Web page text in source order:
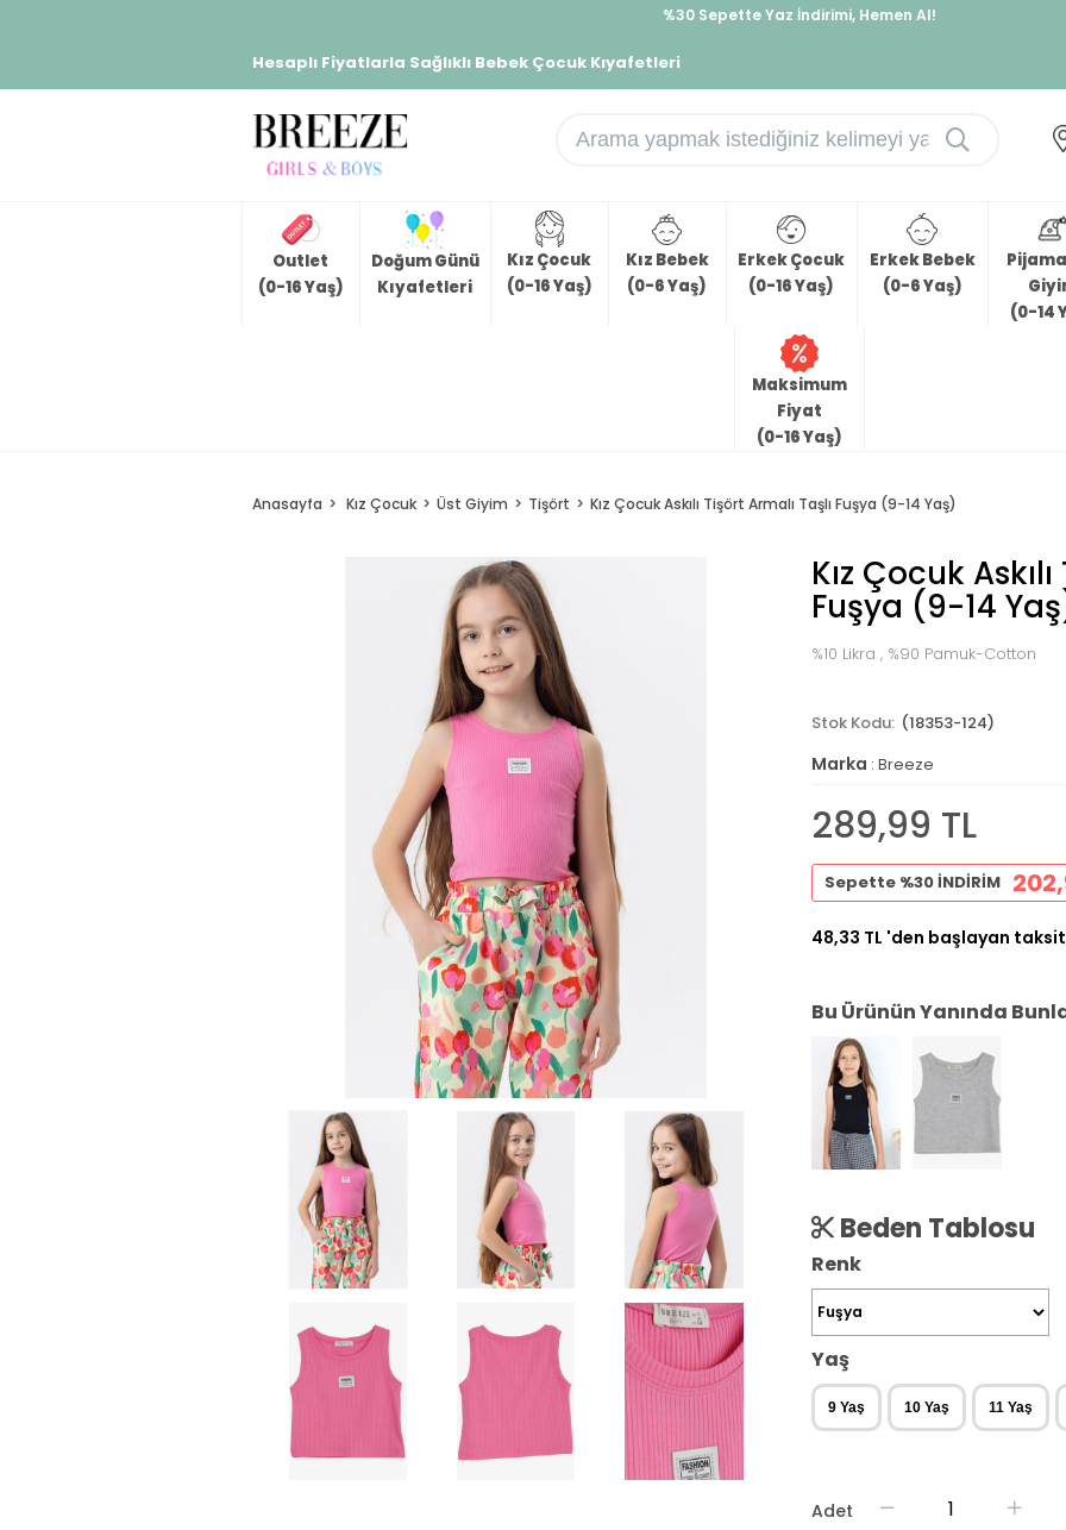
İndirimlere ek %10 İndirimi Kap, Hemen Üye Ol!
Hesaplı Fiyatlarla Sağlıklı Bebek Çocuk Kıyafetleri
Outlet
(0-16 Yaş)
Doğum Günü
Kıyafetleri
Kız Çocuk
(0-16 Yaş)
Kız Bebek
(0-6 Yaş)
Erkek Çocuk
(0-16 Yaş)
Erkek Bebek
(0-6 Yaş)
(0-14
Maksimum
Fiyat
(0-16 Yaş)
Anasayfa Kız Çocuk Üst Giyim Tişört Kız Çocuk Askılı Tişört Armalı Taşlı Fuşya (9-14 Yaş)
Kız Çocuk
Fuşya (9-14
%10 Likra , %90 Pamuk-Cotton
(18353-124)
Marka : Breeze
289,99 TL
Sepette %30 İNDİRİM
48,33 TL 'den başlayan
Bu Ürünün Yanında
Beden Tablosu
Renk
Yaş
9 Yaş 10 Yaş 11 Yaş
Adet